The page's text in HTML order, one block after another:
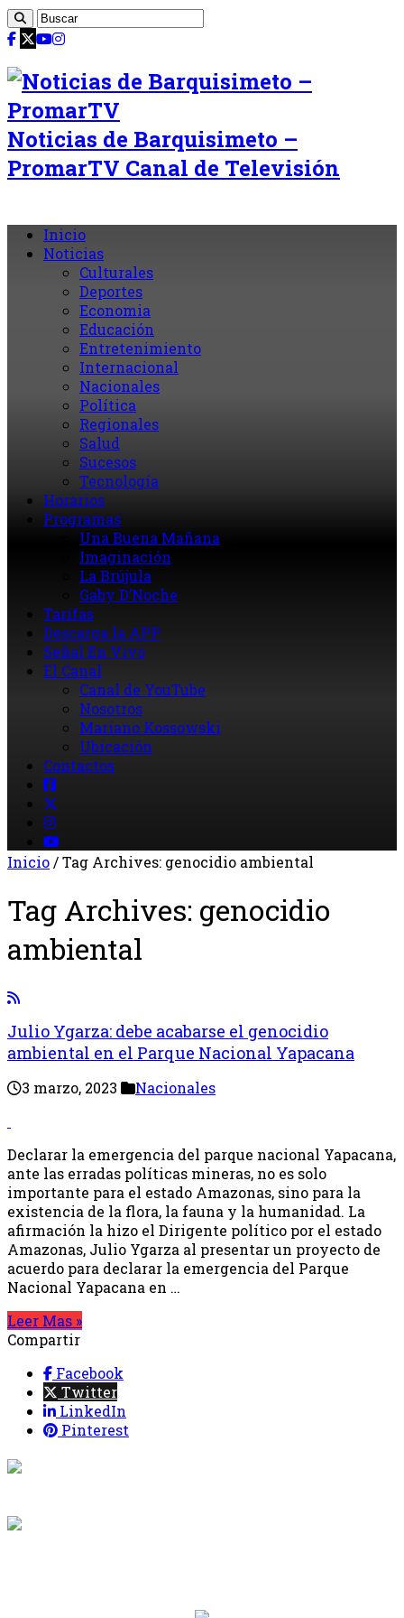
Noticias de Barquisimeto –
PromarTV Canal de Televisión
Inicio
Noticias
Culturales
Deportes
Economia
Educación
Entretenimiento
Internacional
Nacionales
Política
Regionales
Salud
Sucesos
Tecnología
Horarios
Programas
Una Buena Mañana
Imaginación
La Brújula
Gaby D’Noche
Tarifas
Descarga la APP
Señal En Vivo
El Canal
Canal de YouTube
Nosotros
Mariano Kossowski
Ubicación
Contactos
Inicio/Tag Archives: genocidio ambiental
Tag Archives: genocidio
ambiental
Julio Ygarza: debe acabarse el genocidio
ambiental en el Parque Nacional Yapacana
3 marzo, 2023 Nacionales
Declarar la emergencia del parque nacional Yapacana,
ante las erradas políticas mineras, no es solo
importante para el estado Amazonas, sino para la
existencia de la flora, la fauna y la humanidad. La
afirmación la hizo el Dirigente político por el estado
Amazonas, Julio Ygarza al presentar un proyecto de
acuerdo para declarar la emergencia del Parque
Nacional Yapacana en …
Leer Mas »
Compartir
Facebook
Twitter
LinkedIn
Pinterest